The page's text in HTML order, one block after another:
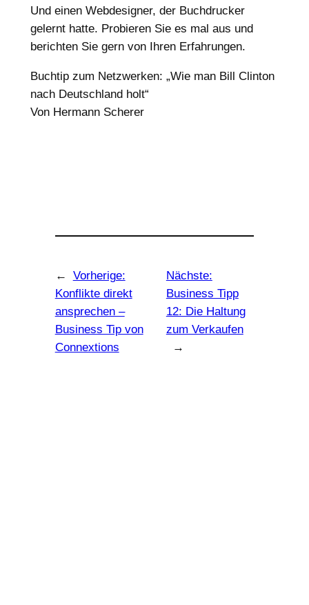
Und einen Webdesigner, der Buchdrucker
gelernt hatte. Probieren Sie es mal aus und
berichten Sie gern von Ihren Erfahrungen.
Buchtip zum Netzwerken: „Wie man Bill Clinton
nach Deutschland holt“
Von Hermann Scherer
←
Vorherige:
Konflikte direkt
ansprechen –
Business Tip von
Connextions
Nächste:
Business Tipp
12: Die Haltung
zum Verkaufen
→